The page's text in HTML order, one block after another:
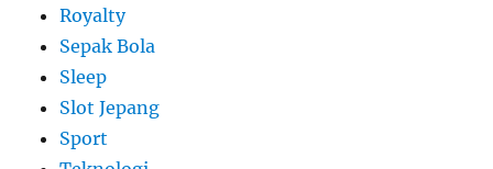
Royalty
Sepak Bola
Sleep
Slot Jepang
Sport